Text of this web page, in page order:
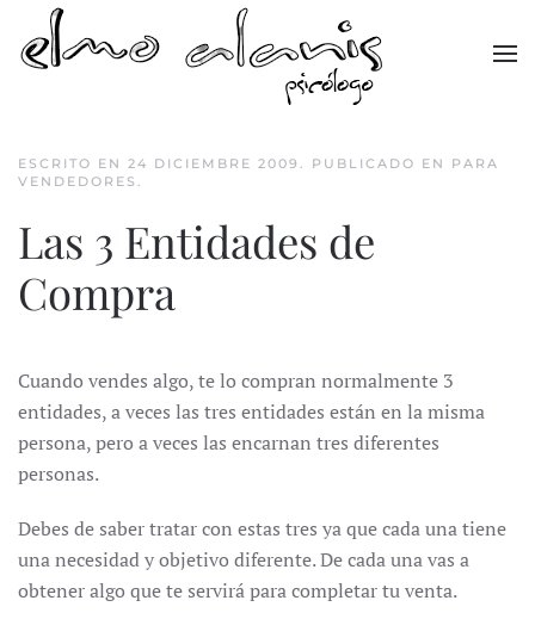
Skip to main content
ESCRITO EN 24 DICIEMBRE 2009 . PUBLICADO EN PARA
VENDEDORES .
Las 3 Entidades de
Compra
Cuando vendes algo, te lo compran normalmente 3
entidades, a veces las tres entidades están en la misma
persona, pero a veces las encarnan tres diferentes
personas.
Debes de saber tratar con estas tres ya que cada una tiene
una necesidad y objetivo diferente. De cada una vas a
obtener algo que te servirá para completar tu venta.